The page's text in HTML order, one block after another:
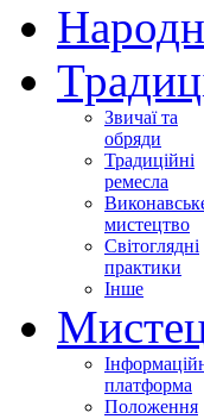
Звичаї та
обряди
Традиційні
ремесла
мистецтво
Світоглядні
практики
Інше
платформа
Положення